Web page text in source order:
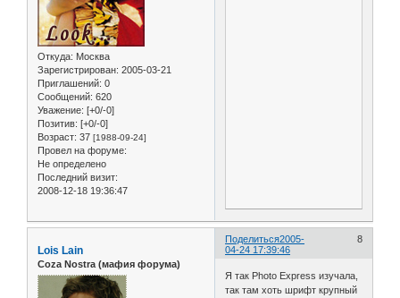
Откуда: Москва
Зарегистрирован: 2005-03-21
Приглашений: 0
Сообщений: 620
Уважение: [+0/-0]
Позитив: [+0/-0]
Возраст: 37 [1988-09-24]
Провел на форуме:
Не определено
Последний визит:
2008-12-18 19:36:47
Поделиться 8
2005-
04-24 17:39:46
Lois Lain
Coza Nostra (мафия форума)
Я так Photo Express изучала,
так там хоть шрифт крупный